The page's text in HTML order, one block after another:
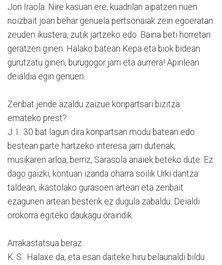
Jon Iraola: Nire kasuan ere, kuadrilan aipatzen nuen
noizbait joan behar genuela pertsonaiak zein egoeratan
zeuden ikustera, zutik jartzeko edo. Baina beti horretan
geratzen ginen. Halako batean Kepa eta biok bidean
gurutzatu ginen, burugogor jarri eta aurrera! Apirilean
deialdia egin genuen.
Zenbat jende azaldu zaizue konpartsari bizitza
emateko prest?
J. I.: 30 bat lagun dira konpartsan modu batean edo
bestean parte hartzeko interesa jarri dutenak;
musikaren arloa, berriz, Sarasola anaiek beteko dute. Ez
dago gaizki, kontuan izanda oharra soilik Urki dantza
taldean, ikastolako gurasoen artean eta zenbait
ezagunen artean besterik ez dugula zabaldu. Deialdi
orokorra egiteko daukagu oraindik.
Arrakastatsua beraz...
K. S.: Halaxe da, eta esan daiteke hiru belaunaldi bildu